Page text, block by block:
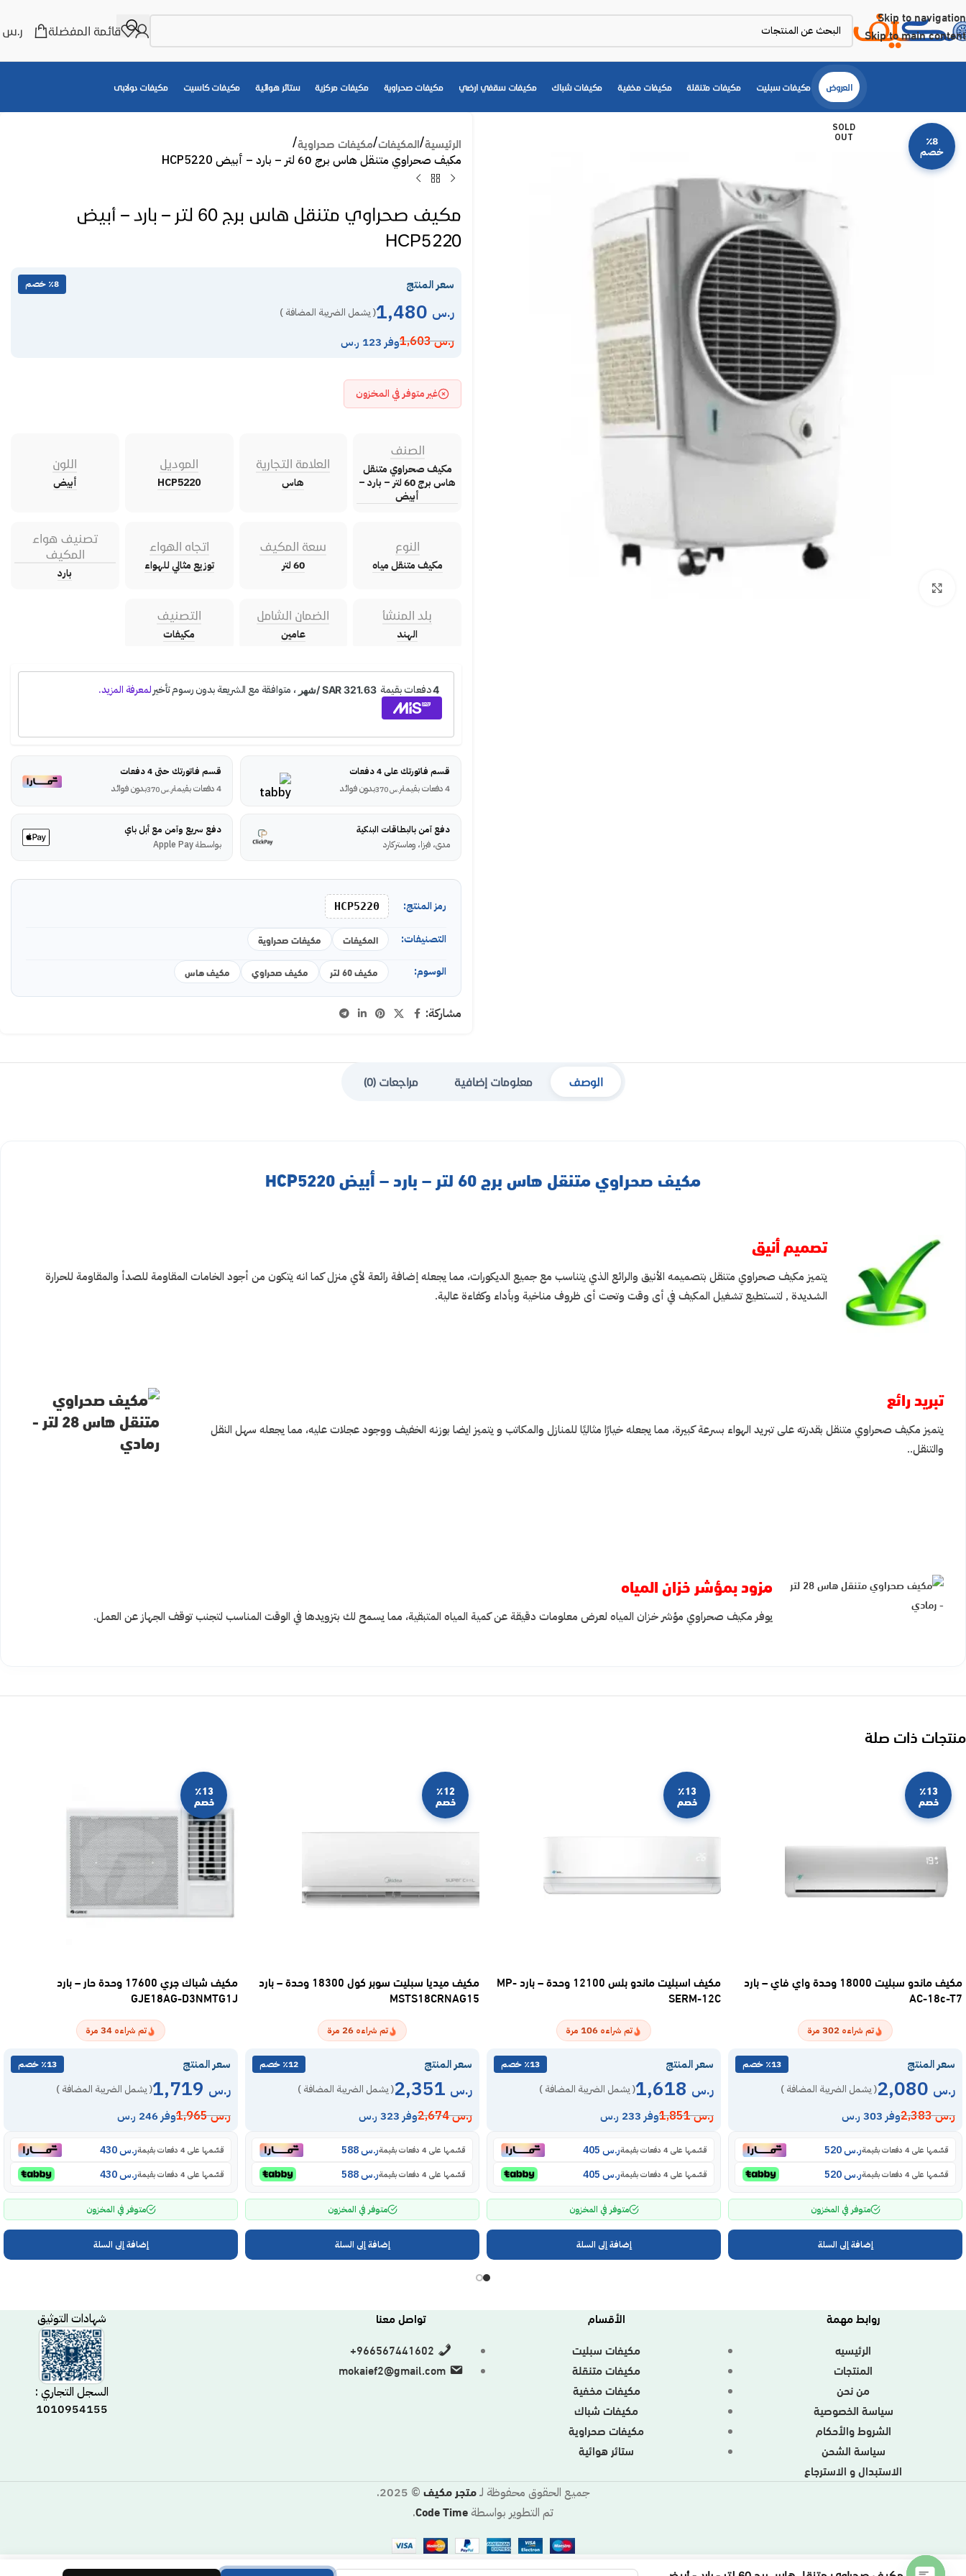
Skip to navigation
Skip to main content
قائمة المفضلة ر.س
العروض مكيفات سبليت مكيفات متنقلة مكيفات مخفية مكيفات شباك مكيفات سقفي ارضي مكيفات صحراوية مكيفات مركزية ستائر هوائية مكيفات كاسيت مكيفات دولابى
SOLD
OUT ٪8
خصم
الرئيسية المكيفات مكيفات صحراوية
مكيف صحراوي متنقل هاس برج 60 لتر – بارد – أبيض HCP5220
مكيف صحراوي متنقل هاس برج 60 لتر – بارد – أبيض
HCP5220
سعر المنتج ٪8 خصم
ر.س ( يشمل الضريبة المضافة )
ر.س1,603 وفر 123 ر.س
غير متوفر في المخزون
الصنف
مكيف صحراوي متنقل
هاس برج 60 لتر – بارد –
أبيض
العلامة التجارية
هاس
الموديل
HCP5220
اللون
أبيض
النوع
مكيف متنقل مياه
سعة المكيف
60 لتر
اتجاه الهواء
توزيع مثالي للهواء
تصنيف هواء
المكيف
بارد
بلد المنشأ
الهند
الضمان الشامل
عامين
التصنيف
مكيفات
قسم فاتورتك على 4 دفعات
4 دفعات بقيمة
ر.س بدون فوائد
قسم فاتورتك حتى 4 دفعات
4 دفعات بقيمة
ر.س370 بدون فوائد
دفع آمن بالبطاقات البنكية
مدى، فيزا، وماستركارد
دفع سريع وآمن مع أبل باي
بواسطة Apple Pay
رمز المنتج: HCP5220
التصنيفات: المكيفات مكيفات صحراوية
الوسوم: مكيف 60 لتر مكيف صحراوي مكيف هاس
مشاركة:
الوصف معلومات إضافية مراجعات (0)
مكيف صحراوي متنقل هاس برج 60 لتر – بارد – أبيض HCP5220
تصميم أنيق
يتميز مكيف صحراوي متنقل بتصميمه الأنيق والرائع الذي يتناسب مع جميع الديكورات، مما يجعله إضافة رائعة لأي منزل كما انه يتكون من أجود الخامات المقاومة للصدأ والمقاومة للحرارة
الشديدة , لتستطيع تشغيل المكيف في أى وقت وتحت أى ظروف مناخية وبأداء وكفاءة عالية.
تبريد رائع
يتميز مكيف صحراوي متنقل بقدرته على تبريد الهواء بسرعة كبيرة، مما يجعله خيارًا مثاليًا للمنازل والمكاتب و يتميز ايضا بوزنه الخفيف ووجود عجلات عليه، مما يجعله سهل النقل
والتنقل..
مزود بمؤشر خزان المياه
يوفر مكيف صحراوي مؤشر خزان المياه لعرض معلومات دقيقة عن كمية المياه المتبقية، مما يسمح لك بتزويدها في الوقت المناسب لتجنب توقف الجهاز عن العمل.
منتجات ذات صلة
٪13
خصم
مكيف ماندو سبليت 18000 وحدة واي فاي – بارد
AC-18c-T7
تم شراءه 302 مرة
سعر المنتج ٪13 خصم
ر.س ( يشمل الضريبة المضافة )
ر.س2,383 وفر 303 ر.س
قسّمها على 4 دفعات بقيمة ر.س
قسّمها على 4 دفعات بقيمة ر.س
متوفر في المخزون
إضافة إلى السلة
٪13
خصم
مكيف اسبليت ماندو بلس 12100 وحدة – بارد MP-
SERM-12C
تم شراءه 106 مرة
سعر المنتج ٪13 خصم
ر.س ( يشمل الضريبة المضافة )
ر.س1,851 وفر 233 ر.س
قسّمها على 4 دفعات بقيمة ر.س
قسّمها على 4 دفعات بقيمة ر.س
متوفر في المخزون
إضافة إلى السلة
٪12
خصم
مكيف ميديا سبليت سوبر كول 18300 وحدة – بارد
MSTS18CRNAG15
تم شراءه 26 مرة
سعر المنتج ٪12 خصم
ر.س ( يشمل الضريبة المضافة )
ر.س2,674 وفر 323 ر.س
قسّمها على 4 دفعات بقيمة ر.س
قسّمها على 4 دفعات بقيمة ر.س
متوفر في المخزون
إضافة إلى السلة
٪13
خصم
مكيف شباك جري 17600 وحدة حار – بارد
GJE18AG-D3NMTG1J
تم شراءه 34 مرة
سعر المنتج ٪13 خصم
ر.س ( يشمل الضريبة المضافة )
ر.س1,965 وفر 246 ر.س
قسّمها على 4 دفعات بقيمة ر.س
قسّمها على 4 دفعات بقيمة ر.س
متوفر في المخزون
إضافة إلى السلة
روابط مهمة
الرئيسيه
المنتجات
من نحن
سياسة الخصوصية
الشروط والأحكام
سياسة الشحن
الاستبدال و الاسترجاع
الأقسام
مكيفات سبليت
مكيفات متنقلة
مكيفات مخفية
مكيفات شباك
مكيفات صحراوية
ستائر هوائية
تواصل معنا
966567441602+
mokaief2@gmail.com
شهادات التوثيق
السجل التجاري :
1010954155
جميع الحقوق محفوظة لـمتجر مكيف © 2025.
تم التطوير بواسطةCode Time
.